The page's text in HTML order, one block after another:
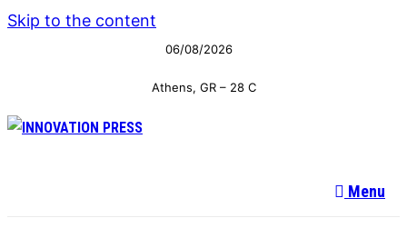
Skip to the content
06/08/2026
Athens, GR – 28 C
Menu